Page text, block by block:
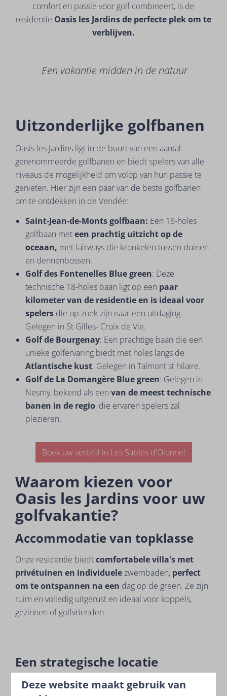
comfort en passie voor golf combineert, is de
residentie Oasis les Jardins de perfecte plek om te
verblijven.
Een vakantie midden in de natuur
Uitzonderlijke golfbanen
Oasis les Jardins ligt in de buurt van een aantal
gerenommeerde golfbanen en biedt spelers van alle
niveaus de mogelijkheid om volop van hun passie te
genieten. Hier zijn een paar van de beste golfbanen
om te ontdekken in de Vendée:
Saint-Jean-de-Monts golfbaan: Een 18-holes
golfbaan meteen prachtig uitzicht op de
oceaan, met fairways die kronkelen tussen duinen
en dennenbossen.
Golf des Fontenelles Blue green: Deze
technische 18-holes baan ligt op een paar
kilometer van de residentie en is ideaal voor
spelers die op zoek zijn naar een uitdaging.
Gelegen in St Gilles- Croix de Vie.
Golf de Bourgenay: Een prachtige baan die een
unieke golfervaring biedt met holes langs de
Atlantische kust. Gelegen in Talmont st hilaire.
Golf de La Domangère Blue green: Gelegen in
Nesmy, bekend als een van de meest technische
banen in de regio, die ervaren spelers zal
plezieren.
Boek uw verblijf in Les Sables d'Olonne!
Waarom kiezen voor
Oasis les Jardins voor uw
golfvakantie?
Accommodatie van topklasse
Onze residentie biedtcomfortabele villa's met
privétuinen en individuelezwembaden, perfect
om te ontspannen na een dag op de green. Ze zijn
ruim en volledig uitgerust en ideaal voor koppels,
gezinnen of golfvrienden.
Een strategische locatie
Oasis les Jardins ligt dicht bij verschillende golfbanen
Deze website maakt gebruik van